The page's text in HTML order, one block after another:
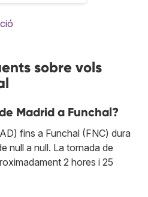
sobre vols
Madrid a Funchal?
fins a Funchal (FNC) dura
null a null. La tornada de
2 hores i 25